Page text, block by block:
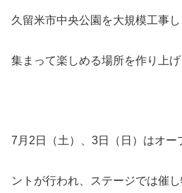
久留米市中央公園を大規模工事
集まって楽しめる場所を作り上げ
7月2日（土）、3日（日）はオー
ントが行われ、ステージでは催し